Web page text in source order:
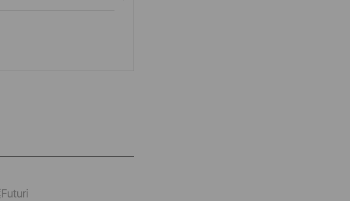
Futuri